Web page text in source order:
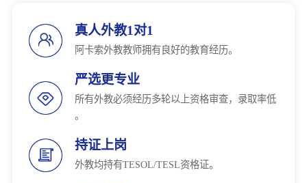
真人外教1对1
阿卡索外教教师拥有良好的教育经历。
严选更专业
所有外教必须经历多轮以上资格审查，录取率低
。
持证上岗
外教均持有TESOL/TESL资格证。